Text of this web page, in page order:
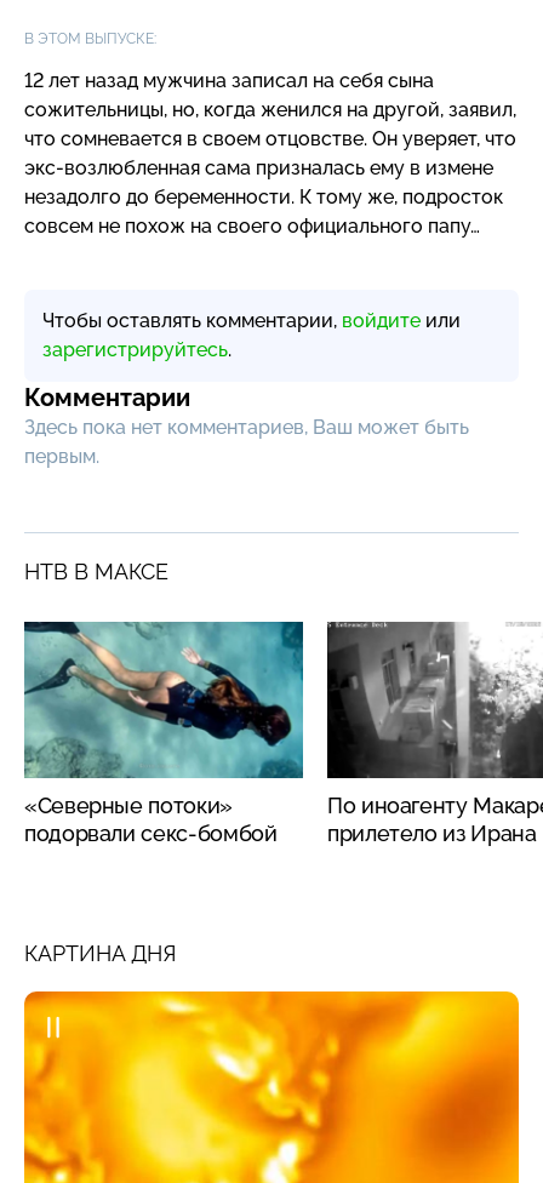
В ЭТОМ ВЫПУСКЕ:
12 лет назад мужчина записал на себя сына
сожительницы, но, когда женился на другой, заявил,
что сомневается в своем отцовстве. Он уверяет, что
экс-возлюбленная сама призналась ему в измене
незадолго до беременности. К тому же, подросток
совсем не похож на своего официального папу…
Чтобы оставлять комментарии, войдите или
зарегистрируйтесь.
Комментарии
Здесь пока нет комментариев, Ваш может быть
первым.
НТВ В МАКСЕ
«Северные потоки»
подорвали секс-бомбой
По иноагенту
прилетело из Ирана
КАРТИНА ДНЯ